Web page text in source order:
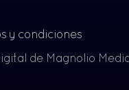
y condiciones
de Magnolio